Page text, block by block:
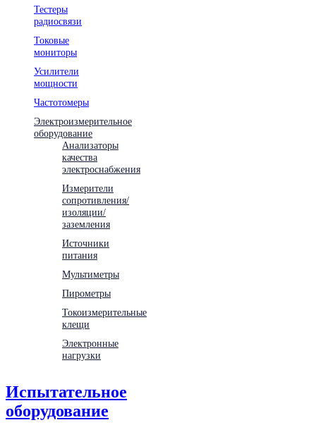
Тестеры
радиосвязи
Токовые
мониторы
Усилители
мощности
Частотомеры
Электроизмерительное
оборудование
Анализаторы
качества
электроснабжения
Измерители
сопротивления/
изоляции/
заземления
Источники
питания
Мультиметры
Пирометры
Токоизмерительные
клещи
Электронные
нагрузки
Испытательное
оборудование